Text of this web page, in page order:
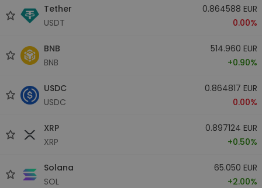
Tether
USDT
0.864588 EUR
0.00%
BNB
BNB
514.960 EUR
+0.90%
USDC
USDC
0.864817 EUR
0.00%
XRP
XRP
0.897124 EUR
+0.50%
Solana
SOL
65.050 EUR
+2.00%